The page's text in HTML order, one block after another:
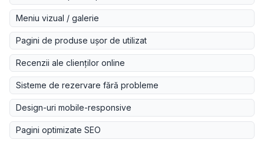
Meniu vizual / galerie
Pagini de produse ușor de utilizat
Recenzii ale clienților online
Sisteme de rezervare fără probleme
Design-uri mobile-responsive
Pagini optimizate SEO